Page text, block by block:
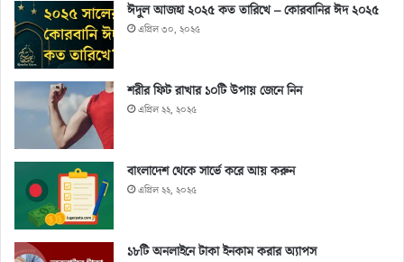
ঈদুল আজহা ২০২৫ কত তারিখে – কোরবানির ঈদ ২০২৫
এপ্রিল ৩০, ২০২৫
শরীর ফিট রাখার ১০টি উপায় জেনে নিন
এপ্রিল ২২, ২০২৫
বাংলাদেশ থেকে সার্ভে করে আয় করুন
এপ্রিল ২২, ২০২৫
১৮টি অনলাইনে টাকা ইনকাম করার অ্যাপস